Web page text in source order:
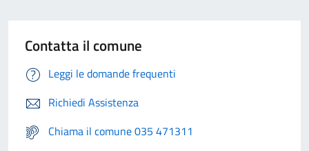
Contatta il comune
Leggi le domande frequenti
Richiedi Assistenza
Chiama il comune 035 471311